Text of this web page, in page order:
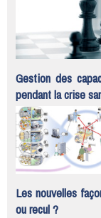
Gestion des
pendant la crise
Les nouvelles
ou recul ?